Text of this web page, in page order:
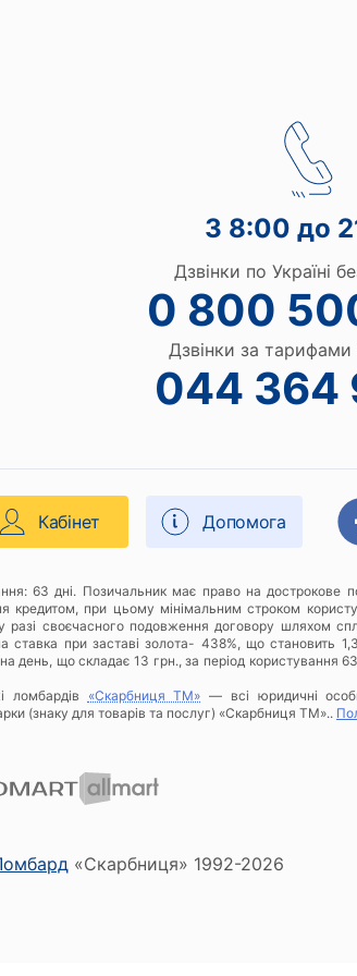
З 8:00 до
Дзвінки по Україні
0 800
Дзвінки за тарифами
044 364
Кабінет Допомога
63 дні. Позичальник має право на
кредитом, при цьому мінімальним строком
своєчасного подовження договору шляхом
ставка при заставі золота- 438%, що становить
день, що складає 13 грн., за період користування
ломбардів «Скарбниця ТМ» — всі юридичні
(знаку для товарів та послуг) «Скарбниця ТМ»..
«Скарбниця» 1992-2026